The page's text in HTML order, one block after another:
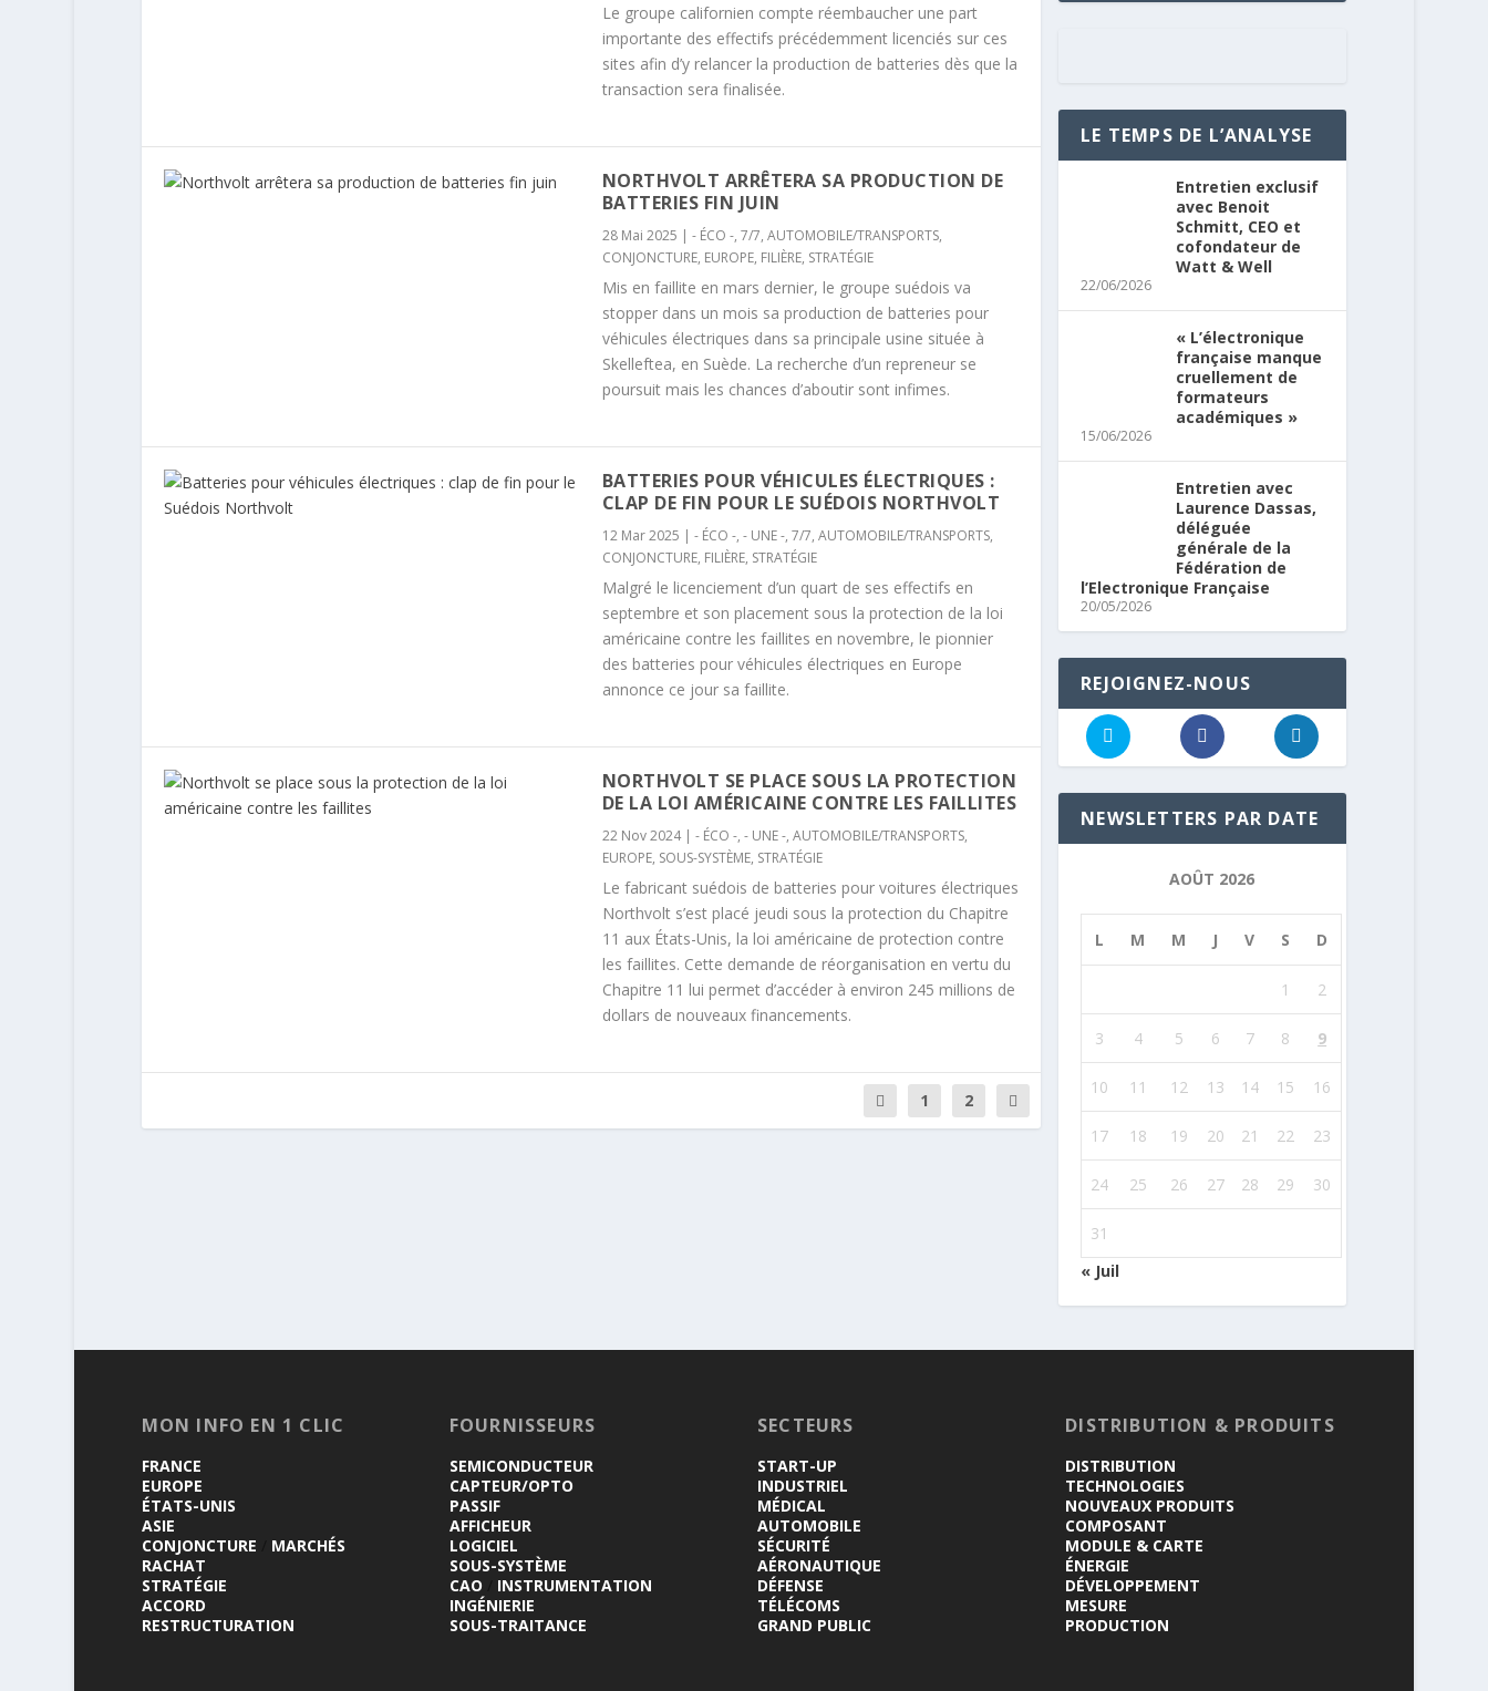
Le groupe californien compte réembaucher une part
importante des effectifs précédemment licenciés sur ces
sites afin d’y relancer la production de batteries dès que la
transaction sera finalisée.
NORTHVOLT ARRÊTERA SA PRODUCTION DE
BATTERIES FIN JUIN
28 Mai 2025 | - ÉCO -, 7/7, AUTOMOBILE/TRANSPORTS,
CONJONCTURE, EUROPE, FILIÈRE, STRATÉGIE
Mis en faillite en mars dernier, le groupe suédois va
stopper dans un mois sa production de batteries pour
véhicules électriques dans sa principale usine située à
Skelleftea, en Suède. La recherche d’un repreneur se
poursuit mais les chances d’aboutir sont infimes.
BATTERIES POUR VÉHICULES ÉLECTRIQUES :
CLAP DE FIN POUR LE SUÉDOIS NORTHVOLT
12 Mar 2025 | - ÉCO -, - UNE -, 7/7, AUTOMOBILE/TRANSPORTS,
CONJONCTURE, FILIÈRE, STRATÉGIE
Malgré le licenciement d’un quart de ses effectifs en
septembre et son placement sous la protection de la loi
américaine contre les faillites en novembre, le pionnier
des batteries pour véhicules électriques en Europe
annonce ce jour sa faillite.
NORTHVOLT SE PLACE SOUS LA PROTECTION
DE LA LOI AMÉRICAINE CONTRE LES FAILLITES
22 Nov 2024| - ÉCO -, - UNE -, AUTOMOBILE/TRANSPORTS,
EUROPE, SOUS-SYSTÈME, STRATÉGIE
Le fabricant suédois de batteries pour voitures électriques
Northvolt s’est placé jeudi sous la protection du Chapitre
11 aux États-Unis, la loi américaine de protection contre
les faillites. Cette demande de réorganisation en vertu du
Chapitre 11 lui permet d’accéder à environ 245 millions de
dollars de nouveaux financements.
1 2
LE TEMPS DE L’ANALYSE
Entretien exclusif
avec Benoit
Schmitt, CEO et
cofondateur de
Watt & Well
22/06/2026
« L’électronique
française manque
cruellement de
formateurs
académiques »
15/06/2026
Entretien avec
Laurence Dassas,
déléguée
générale de la
Fédération de
l’Electronique Française
20/05/2026
REJOIGNEZ-NOUS
NEWSLETTERS PAR DATE
AOÛT 2026
L M M J V S D
1 2
3 4 5 6 7 8 9
10 11 12 13 14 15 16
17 18 19 20 21 22 23
24 25 26 27 28 29 30
31
« Juil
MON INFO EN 1 CLIC
FRANCE
EUROPE
ÉTATS-UNIS
ASIE
CONJONCTURE
MARCHÉS
RACHAT
STRATÉGIE
ACCORD
RESTRUCTURATION
FOURNISSEURS
SEMICONDUCTEUR
CAPTEUR/OPTO
PASSIF
AFFICHEUR
LOGICIEL
SOUS-SYSTÈME
CAO
INSTRUMENTATION
INGÉNIERIE
SOUS-TRAITANCE
SECTEURS
START-UP
INDUSTRIEL
MÉDICAL
AUTOMOBILE
SÉCURITÉ
AÉRONAUTIQUE
DÉFENSE
TÉLÉCOMS
GRAND PUBLIC
DISTRIBUTION & PRODUITS
DISTRIBUTION
TECHNOLOGIES
NOUVEAUX PRODUITS
COMPOSANT
MODULE & CARTE
ÉNERGIE
DÉVELOPPEMENT
MESURE
PRODUCTION